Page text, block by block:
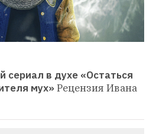
в духе «Остаться
мух» Рецензия Ивана